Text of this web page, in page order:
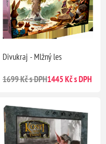
Divukraj - Mlžný les
1699 Kč s DPH1445 Kč s DPH